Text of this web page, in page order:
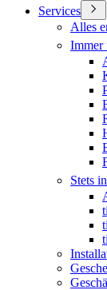
Services
Alles
Immer
Stets